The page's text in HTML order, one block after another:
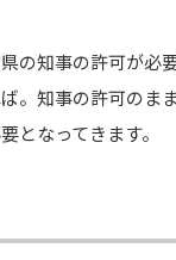
知事の許可が必
。知事の許可のま
となってきます。